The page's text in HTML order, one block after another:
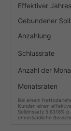
Effektiver
Gebundener
Anzahlung
Schlussrate
Anzahl der
Monatsraten
Bei einem
Kunden einen
Sollzinssatz 5,8316%
unverbindliche